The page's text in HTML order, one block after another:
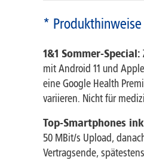
* Produkthinweise
1&1 Sommer-Special:
mit Android 11 und
eine Google Health
variieren. Nicht für
Top-Smartphones
50 MBit/s Upload,
Vertragsende,